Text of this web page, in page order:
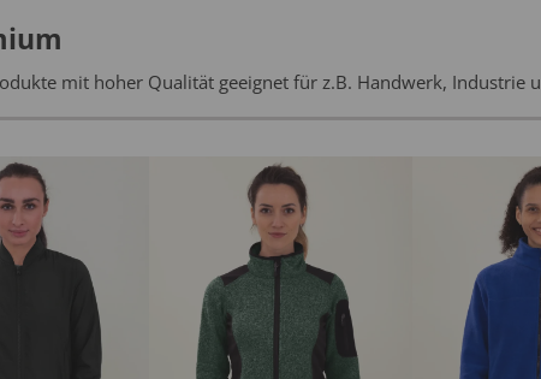
mit hoher Qualität geeignet für z.B. Handwerk, Industrie